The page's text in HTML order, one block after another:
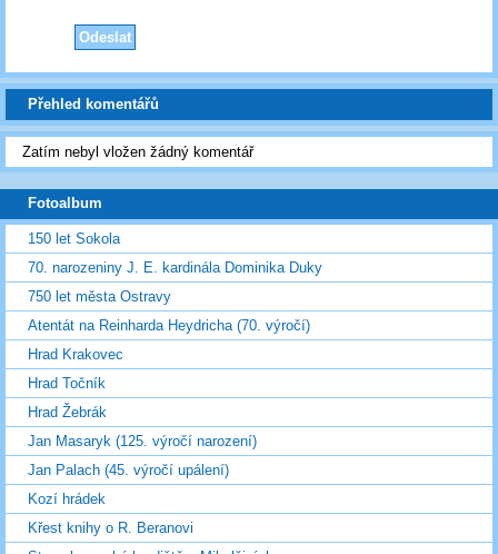
Přehled komentářů
Zatím nebyl vložen žádný komentář
Fotoalbum
150 let Sokola
70. narozeniny J. E. kardinála Dominika Duky
750 let města Ostravy
Atentát na Reinharda Heydricha (70. výročí)
Hrad Krakovec
Hrad Točník
Hrad Žebrák
Jan Masaryk (125. výročí narození)
Jan Palach (45. výročí upálení)
Kozí hrádek
Křest knihy o R. Beranovi